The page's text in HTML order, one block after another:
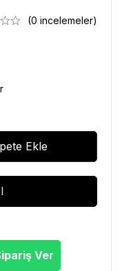
(0 incelemeler)
Ekle
Ver